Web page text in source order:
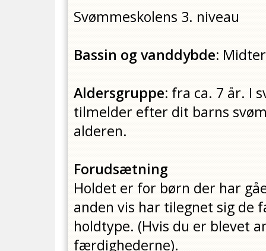
Svømmeskolens 3. niveau
Bassin og vanddybde:
Aldersgruppe: fra ca. 7 år. I
tilmelder efter dit barns
alderen.
Forudsætning
Holdet er for børn der har
anden vis har tilegnet sig de
holdtype. (Hvis du er blevet
færdighederne).